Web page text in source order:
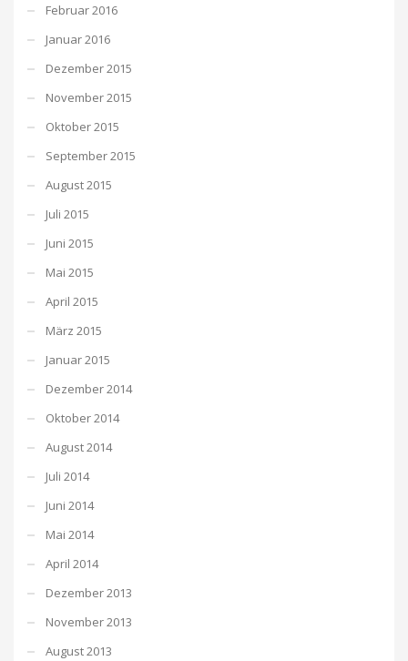
Februar 2016
Januar 2016
Dezember 2015
November 2015
Oktober 2015
September 2015
August 2015
Juli 2015
Juni 2015
Mai 2015
April 2015
März 2015
Januar 2015
Dezember 2014
Oktober 2014
August 2014
Juli 2014
Juni 2014
Mai 2014
April 2014
Dezember 2013
November 2013
August 2013